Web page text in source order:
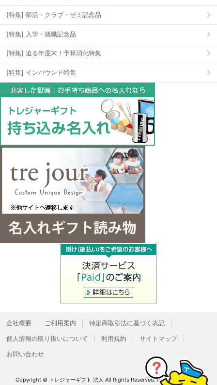
[特集] 部活・クラブ・ゼミ記念品
[特集] 入学・就職記念品
[特集] 迫る年度末！予算消化特集
[特集] インバウンド特集
会社概要 ご利用案内
特定商取引法に基づく表記
個人情報の取り扱いについて
利用規約
サイトマップ
お問い合わせ
Copyright © トレジャーギフト 法人 All Rights Reserved.Powered by Bcart